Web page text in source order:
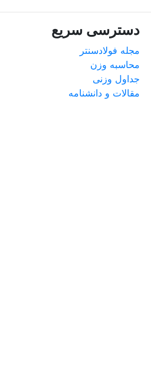
دسترسی سریع
مجله فولادسنتر
محاسبه وزن
جداول وزنی
مقالات و دانشنامه